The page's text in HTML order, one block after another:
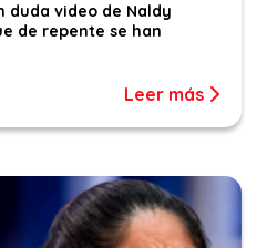
duda video de Naldy
de repente se han
Leer más